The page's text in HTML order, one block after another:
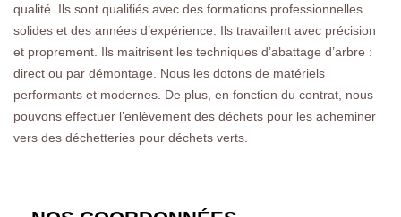
qualité. Ils sont qualifiés avec des formations professionnelles
solides et des années d’expérience. Ils travaillent avec précision
et proprement. Ils maitrisent les techniques d’abattage d’arbre :
direct ou par démontage. Nous les dotons de matériels
performants et modernes. De plus, en fonction du contrat, nous
pouvons effectuer l’enlèvement des déchets pour les acheminer
vers des déchetteries pour déchets verts.